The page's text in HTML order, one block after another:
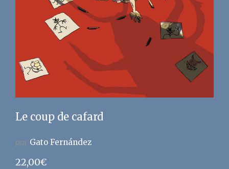
Le coup de cafard
par Gato Fernández
22,00€